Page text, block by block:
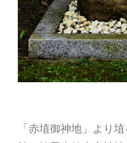
「赤埴御神地」よ